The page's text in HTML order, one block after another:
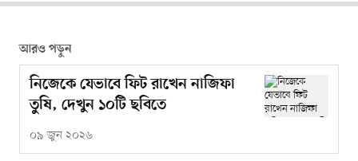
আরও পড়ুন
নিজেকে যেভাবে ফিট রাখেন নাজিফা
তুষি, দেখুন ১০টি ছবিতে
০৯ জুন ২০২৬